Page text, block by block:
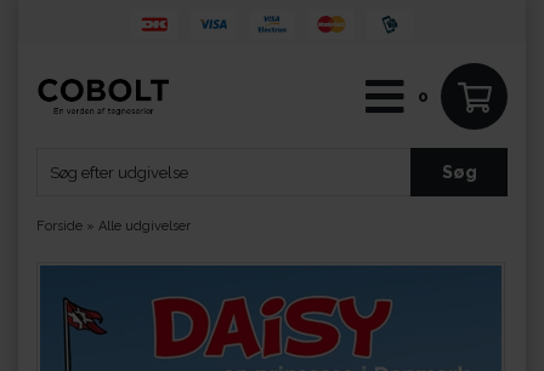
0
Forside » Alle udgivelser